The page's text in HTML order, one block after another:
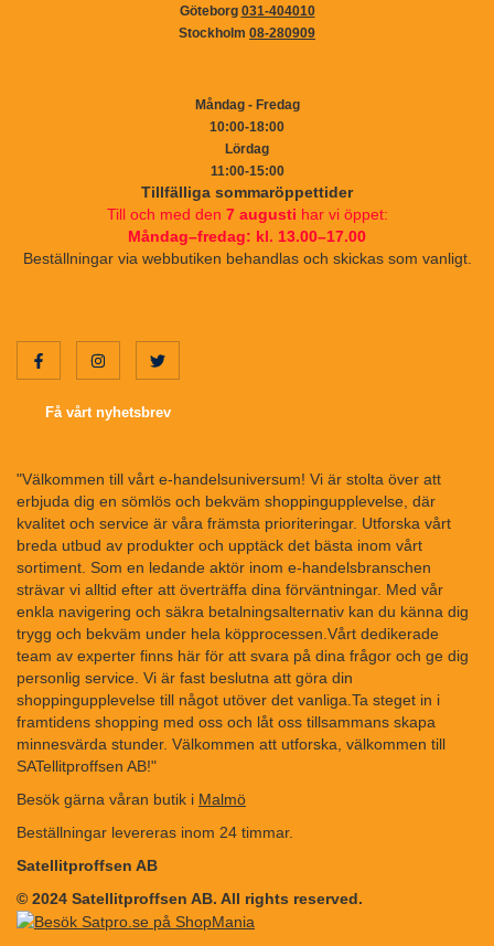
Göteborg 031-404010
Stockholm 08-280909
Måndag - Fredag
10:00-18:00
Lördag
11:00-15:00
Tillfälliga sommaröppettider
Till och med den 7 augusti har vi öppet:
Måndag–fredag: kl. 13.00–17.00
Beställningar via webbutiken behandlas och skickas som vanligt.
Få vårt nyhetsbrev
"Välkommen till vårt e-handelsuniversum! Vi är stolta över att
erbjuda dig en sömlös och bekväm shoppingupplevelse, där
kvalitet och service är våra främsta prioriteringar. Utforska vårt
breda utbud av produkter och upptäck det bästa inom vårt
sortiment. Som en ledande aktör inom e-handelsbranschen
strävar vi alltid efter att överträffa dina förväntningar. Med vår
enkla navigering och säkra betalningsalternativ kan du känna dig
trygg och bekväm under hela köpprocessen.Vårt dedikerade
team av experter finns här för att svara på dina frågor och ge dig
personlig service. Vi är fast beslutna att göra din
shoppingupplevelse till något utöver det vanliga.Ta steget in i
framtidens shopping med oss och låt oss tillsammans skapa
minnesvärda stunder. Välkommen att utforska, välkommen till
SATellitproffsen AB!"
Besök gärna våran butik i Malmö
Beställningar levereras inom 24 timmar.
Satellitproffsen AB
© 2024 Satellitproffsen AB. All rights reserved.